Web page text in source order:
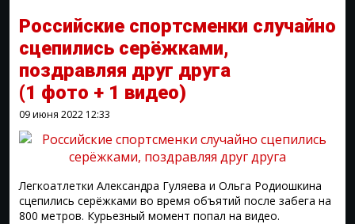
Российские спортсменки случайно
сцепились серёжками,
поздравляя друг друга
(1 фото + 1 видео)
09 июня 2022 12:33
Легкоатлетки Александра Гуляева и Ольга Родиошкина
сцепились серёжками во время объятий после забега на
800 метров. Курьезный момент попал на видео.